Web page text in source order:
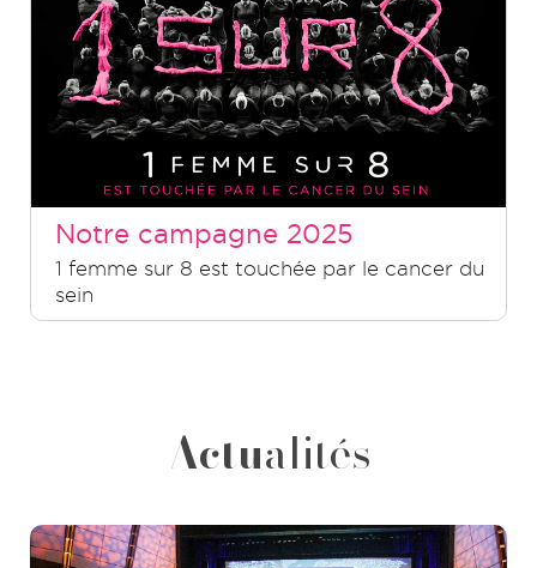
Notre campagne 2025
1 femme sur 8 est touchée par le cancer du
sein
Actualités